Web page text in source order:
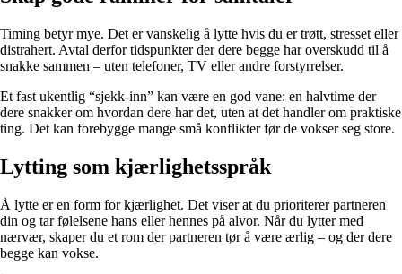
Timing betyr mye. Det er vanskelig å lytte hvis du er trøtt, stresset eller
distrahert. Avtal derfor tidspunkter der dere begge har overskudd til å
snakke sammen – uten telefoner, TV eller andre forstyrrelser.
Et fast ukentlig “sjekk-inn” kan være en god vane: en halvtime der
dere snakker om hvordan dere har det, uten at det handler om praktiske
ting. Det kan forebygge mange små konflikter før de vokser seg store.
Lytting som kjærlighetsspråk
Å lytte er en form for kjærlighet. Det viser at du prioriterer partneren
din og tar følelsene hans eller hennes på alvor. Når du lytter med
nærvær, skaper du et rom der partneren tør å være ærlig – og der dere
begge kan vokse.